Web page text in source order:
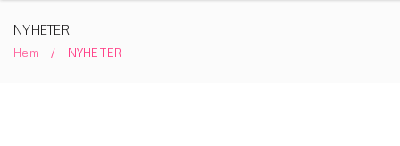
NYHETER
Hem / NYHETER